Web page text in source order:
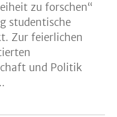
zu forschen“
studentische
Zur feierlichen
und Politik